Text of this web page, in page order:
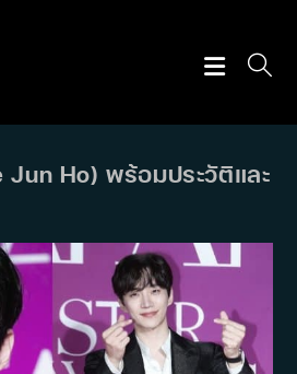
Jun Ho) พร้อมประวัติและ